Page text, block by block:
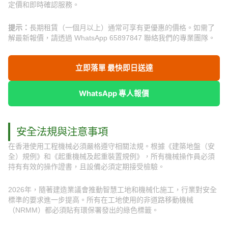
定價和即時確認服務。
提示： 長期租賃（一個月以上）通常可享有更優惠的價格。如需了
解最新報價，請透過 WhatsApp 65897847 聯絡我們的專業團隊。
立即落單 最快即日送達
WhatsApp 專人報價
安全法規與注意事項
在香港使用工程機械必須嚴格遵守相關法規。根據《建築地盤（安
全）規例》和《起重機械及起重裝置規例》，所有機械操作員必須
持有有效的操作證書，且設備必須定期接受檢驗。
2026年，隨著建造業議會推動智慧工地和機械化施工，行業對安全
標準的要求進一步提高。所有在工地使用的非道路移動機械
（NRMM）都必須貼有環保署發出的綠色標籤。